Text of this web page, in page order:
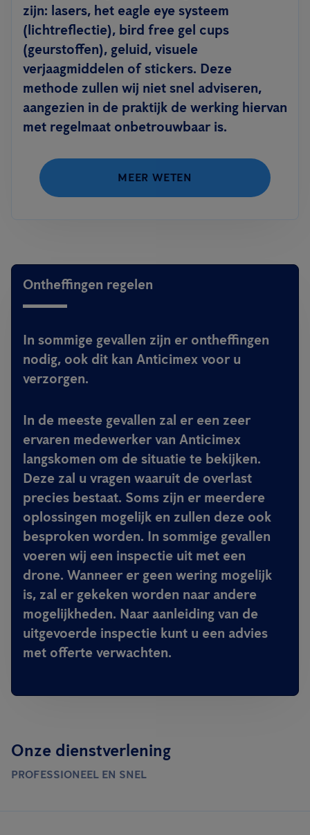
zijn: lasers, het eagle eye systeem
(lichtreflectie), bird free gel cups
(geurstoffen), geluid, visuele
verjaagmiddelen of stickers. Deze
methode zullen wij niet snel adviseren,
aangezien in de praktijk de werking hiervan
met regelmaat onbetrouwbaar is.
MEER WETEN
Ontheffingen regelen
In sommige gevallen zijn er ontheffingen
nodig, ook dit kan Anticimex voor u
verzorgen.
In de meeste gevallen zal er een zeer
ervaren medewerker van Anticimex
langskomen om de situatie te bekijken.
Deze zal u vragen waaruit de overlast
precies bestaat. Soms zijn er meerdere
oplossingen mogelijk en zullen deze ook
besproken worden. In sommige gevallen
voeren wij een inspectie uit met een
drone. Wanneer er geen wering mogelijk
is, zal er gekeken worden naar andere
mogelijkheden. Naar aanleiding van de
uitgevoerde inspectie kunt u een advies
met offerte verwachten.
Onze dienstverlening
PROFESSIONEEL EN SNEL